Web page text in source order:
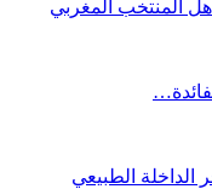
المنتخب المغربي
الطبيعي